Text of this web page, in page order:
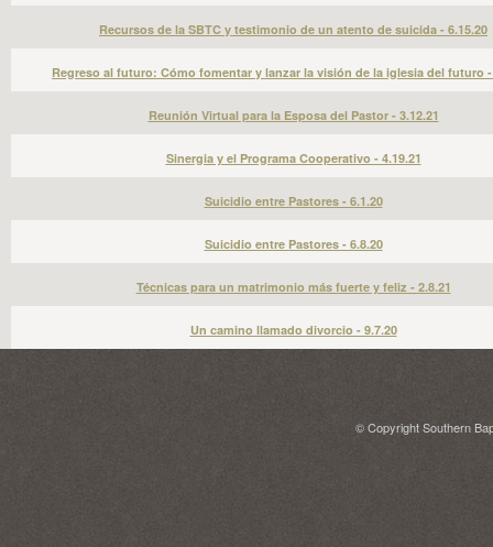
Recursos de la SBTC y testimonio de un atento de suicida - 6.15.20
Regreso al futuro: Cómo fomentar y lanzar la visión de la iglesia del futuro -
Reunión Virtual para la Esposa del Pastor - 3.12.21
Sinergia y el Programa Cooperativo - 4.19.21
Suicidio entre Pastores - 6.1.20
Suicidio entre Pastores - 6.8.20
Técnicas para un matrimonio más fuerte y feliz - 2.8.21
Un camino llamado divorcio - 9.7.20
© Copyright Southern